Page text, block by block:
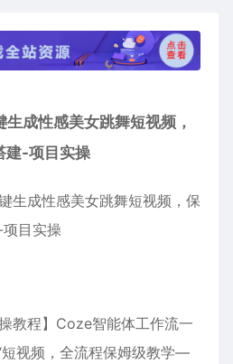
生成性感美女跳舞短视频 ，
建-项目实操
教程】Coze智能体工作流一
短视频，全流程保姆级教学—